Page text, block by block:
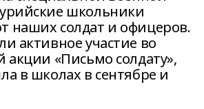
школьники
наших солдат и офицеров.
активное участие во
акции «Письмо солдату»,
в школах в сентябре и